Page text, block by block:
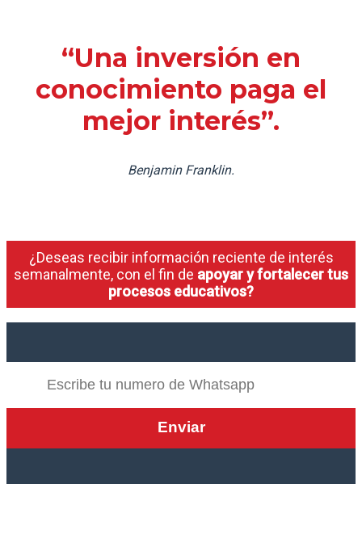
“Una inversión en
conocimiento paga el
mejor interés”.
Benjamin Franklin.
¿Deseas recibir información reciente de interés
semanalmente, con el fin de apoyar y fortalecer tus
procesos educativos?